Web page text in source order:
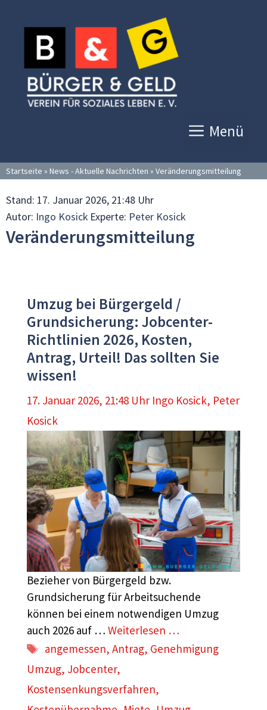
Inhalt
springen
Menü
Startseite » News - Aktuelle Nachrichten » Veränderungsmitteilung
Stand: 17. Januar 2026, 21:48 Uhr
Autor: Ingo Kosick Experte: Peter Kosick
Veränderungsmitteilung
Umzug bei Bürgergeld /
Grundsicherung: Jobcenter-
Richtlinien 2026, Kosten,
Antrag, Urteil! Das sollten Sie
wissen!
17. Januar 2026, 21:48 Uhr Ingo Kosick, Peter
Kosick
Bezieher von Bürgergeld bzw.
Grundsicherung für Arbeitsuchende
können bei einem notwendigen Umzug
auch 2026 auf … Weiterlesen …
Schlagwörter
angemessen,Antrag, Genehmigung
Umzug, Jobcenter,
Kostensenkungsverfahren,